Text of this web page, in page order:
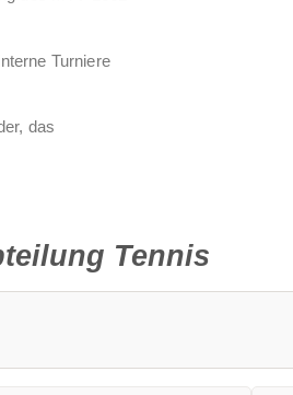
Turniere
das
Tennis